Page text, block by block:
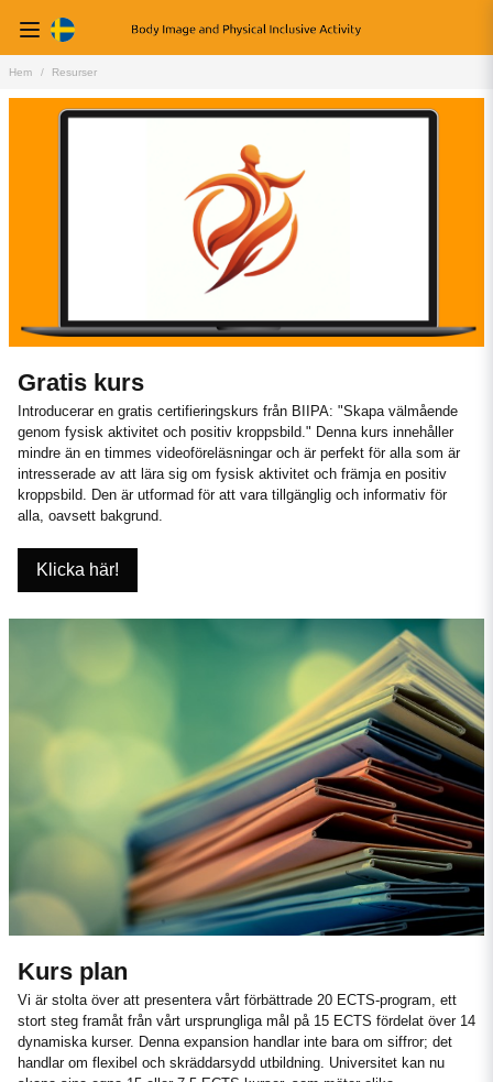
Hem Resurser
Gratis kurs
Introducerar en gratis certifieringskurs från BIIPA: "Skapa välmående
genom fysisk aktivitet och positiv kroppsbild." Denna kurs innehåller
mindre än en timmes videoföreläsningar och är perfekt för alla som är
intresserade av att lära sig om fysisk aktivitet och främja en positiv
kroppsbild. Den är utformad för att vara tillgänglig och informativ för
alla, oavsett bakgrund.
Klicka här!
Kurs plan
Vi är stolta över att presentera vårt förbättrade 20 ECTS-program, ett
stort steg framåt från vårt ursprungliga mål på 15 ECTS fördelat över 14
dynamiska kurser. Denna expansion handlar inte bara om siffror; det
handlar om flexibel och skräddarsydd utbildning. Universitet kan nu